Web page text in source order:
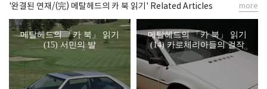
'완결된 연재/(完) 메탈헤드의 카 북 읽기' Related Articles
메탈헤드의 「카 북」 읽기
(15) 서민의 발
메탈헤드의 「카 북」 읽기
(14) 카로체리아들의 걸작
more